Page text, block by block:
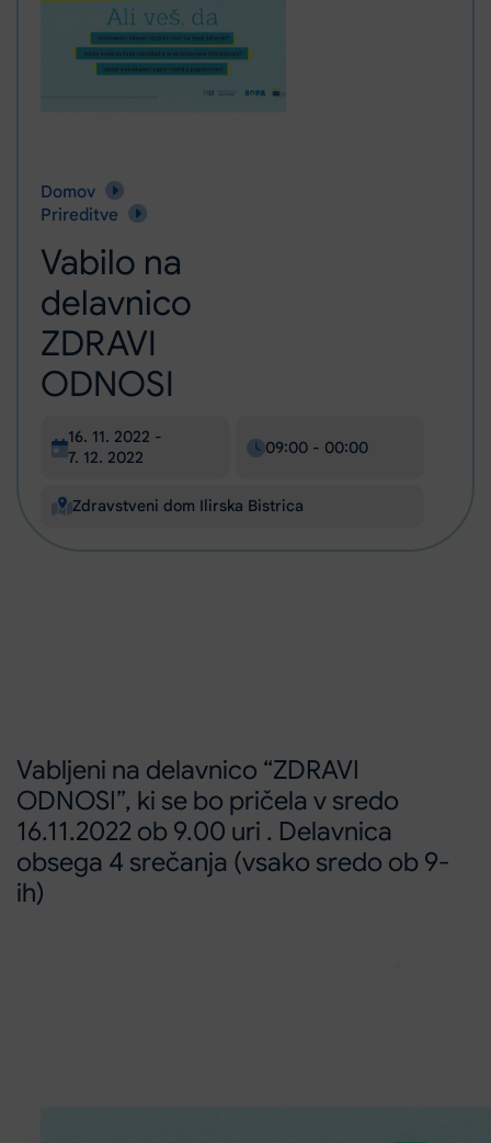
Domov
Prireditve
Vabilo na delavnico ZDRAVI ODNOSI
Vabilo na
delavnico
ZDRAVI
ODNOSI
Datum začetka:
16. 11. 2022 -
Datum zaključka:
7. 12. 2022
09:00 - 00:00
Zdravstveni dom Ilirska Bistrica
Vabljeni na delavnico “ZDRAVI
ODNOSI”, ki se bo pričela v sredo
16.11.2022 ob 9.00 uri . Delavnica
obsega 4 srečanja (vsako sredo ob 9-
ih)